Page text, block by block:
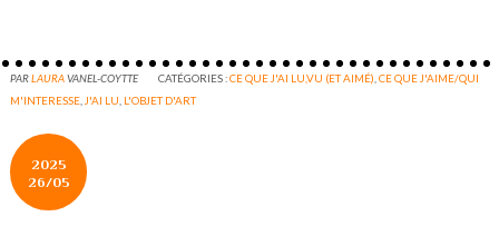
PARLAURAVANEL-COYTTE CATÉGORIES :CE QUE J'AI LU,VU (ET AIMÉ) ,CE QUE J'AIME/QUI
M'INTERESSE J'AI LU L'OBJET D'ART
2025
26/05